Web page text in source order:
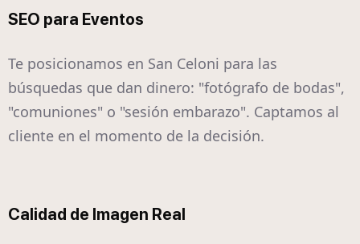
SEO para Eventos
Te posicionamos en San Celoni para las
búsquedas que dan dinero: "fotógrafo de bodas",
"comuniones" o "sesión embarazo". Captamos al
cliente en el momento de la decisión.
Calidad de Imagen Real